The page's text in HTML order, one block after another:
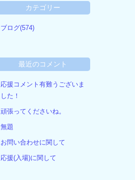
カテゴリー
ブログ(574)
最近のコメント
応援コメント有難うございま
した！
頑張ってくださいね。
無題
お問い合わせに関して
応援(入場)に関して